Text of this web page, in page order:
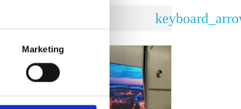
Marketing